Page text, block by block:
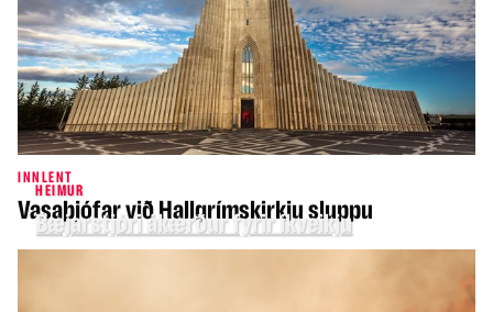
INNLENT
Vasaþjófar við Hallgrímskirkju sluppu
HEIMUR
Bæjarstjóri ákærður fyrir íkveikju